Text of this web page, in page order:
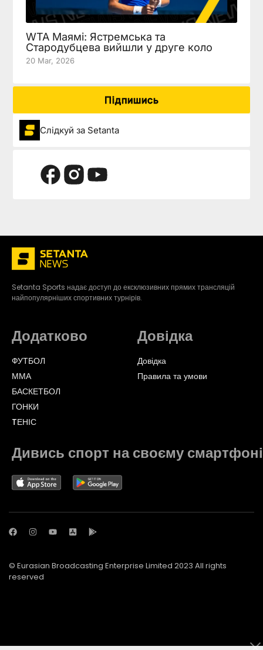
WTA Маямі: Ястремська та
Стародубцева вийшли у друге коло
20 Mar, 2026
Підпишись
Слідкуй за Setanta
Setanta Sports надає доступ до ексклюзивних прямих трансляцій
найпопулярніших спортивних турнірів.
Додатково
ФУТБОЛ
ММА
БАСКЕТБОЛ
ГОНКИ
TЕНІС
Довідка
Довідка
Правила та умови
Дивись спорт на своєму смартфоні
© Eurasian Broadcasting Enterprise Limited 2023 All rights
reserved